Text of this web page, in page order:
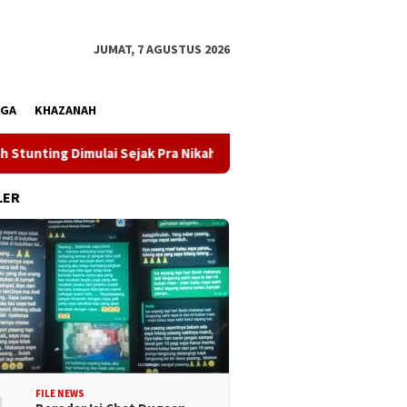
JUMAT, 7 AGUSTUS 2026
KHAZANAH
Dimulai Sejak Pra Nikah
FILE NEWS